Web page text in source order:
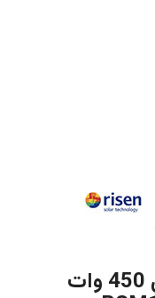
پنل خورشیدی مونوکریستال 450 وات